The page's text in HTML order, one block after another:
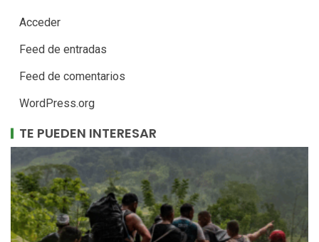
Acceder
Feed de entradas
Feed de comentarios
WordPress.org
TE PUEDEN INTERESAR